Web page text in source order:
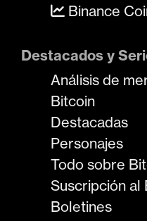
Binance
Destacados y
Análisis de
Bitcoin
Destacadas
Personajes
Todo sobre
Suscripción al
Boletines